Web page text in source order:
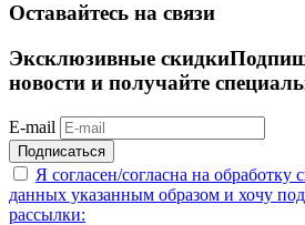
Оставайтесь на связи
Эксклюзивные скидки
новости и получайте
E-mail
Подписаться
Я согласен/согласна на обработку
данных указанным образом и хочу
рассылки: